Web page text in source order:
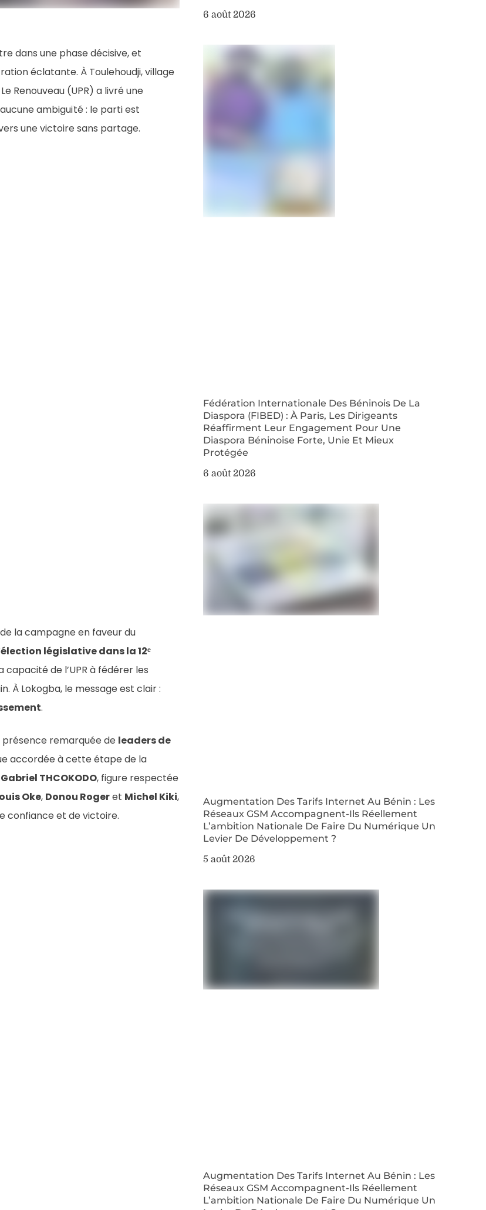
dans une phase décisive, et
éclatante. À Toulehoudji, village
Renouveau (UPR) a livré une
ambiguïté : le parti est
une victoire sans partage.
la campagne en faveur du
législative dans la 12ᵉ
de l’UPR à fédérer les
À Lokogba, le message est clair :
.
présence remarquée de leaders de
accordée à cette étape de la
THCOKODO, figure respectée
Oke, Donou Rogeret Michel Kiki,
confiance et de victoire.
6 août 2026
Fédération Internationale Des Béninois De La
Diaspora (FIBED) : À Paris, Les Dirigeants
Réaffirment Leur Engagement Pour Une
Diaspora Béninoise Forte, Unie Et Mieux
Protégée
6 août 2026
Augmentation Des Tarifs Internet Au Bénin : Les
Réseaux GSM Accompagnent-Ils Réellement
L’ambition Nationale De Faire Du Numérique Un
Levier De Développement ?
5 août 2026
Augmentation Des Tarifs Internet Au Bénin : Les
Réseaux GSM Accompagnent-Ils Réellement
L’ambition Nationale De Faire Du Numérique Un